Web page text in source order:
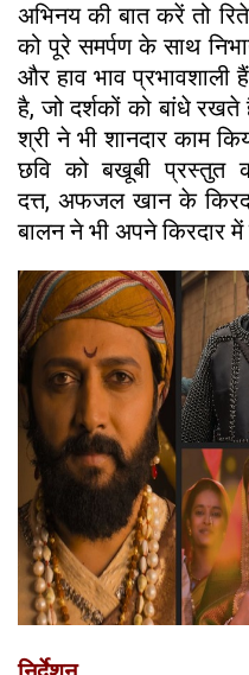
अभिनय की बात करें तो
को पूरे समर्पण के साथ
और हाव भाव प्रभावशाली
है, जो दर्शकों को बांधे रखते
श्री ने भी शानदार काम
छवि को बखूबी प्रस्तुत
दत्त, अफजल खान के
बालन ने भी अपने किरदार में